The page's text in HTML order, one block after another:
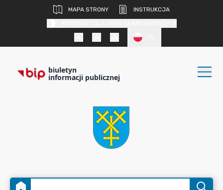
MAPA STRONY
INSTRUKCJA
biuletyn
informacji publicznej